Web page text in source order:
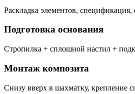
Раскладка элементов,
Подготовка основания
Стропилка + сплошной настил +
Монтаж композита
Снизу вверх в шахматку, крепление